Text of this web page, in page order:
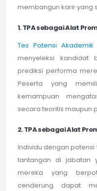
membangun karir yang
1. TPA sebagai Alat
Tes Potensi Akademik
menyeleksi kandidat
prediksi performa
Peserta yang
kemampuan
secara teoritis maupun
2. TPA sebagai Alat
Individu dengan
tantangan di jabatan
mereka yang
cenderung dapat